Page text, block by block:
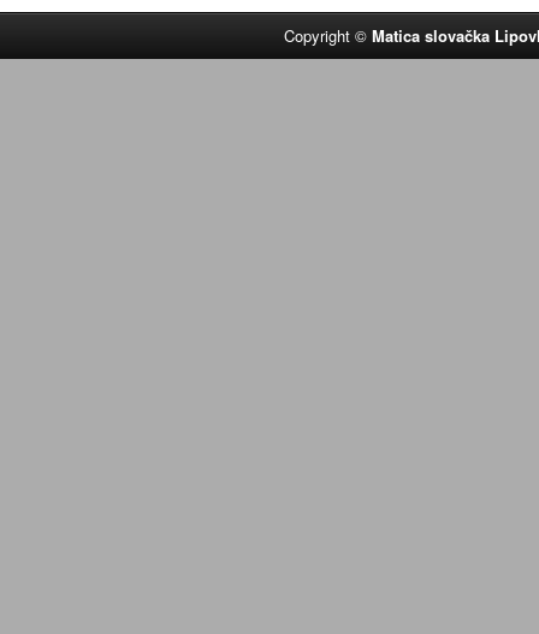
Copyright ©Matica slovačka